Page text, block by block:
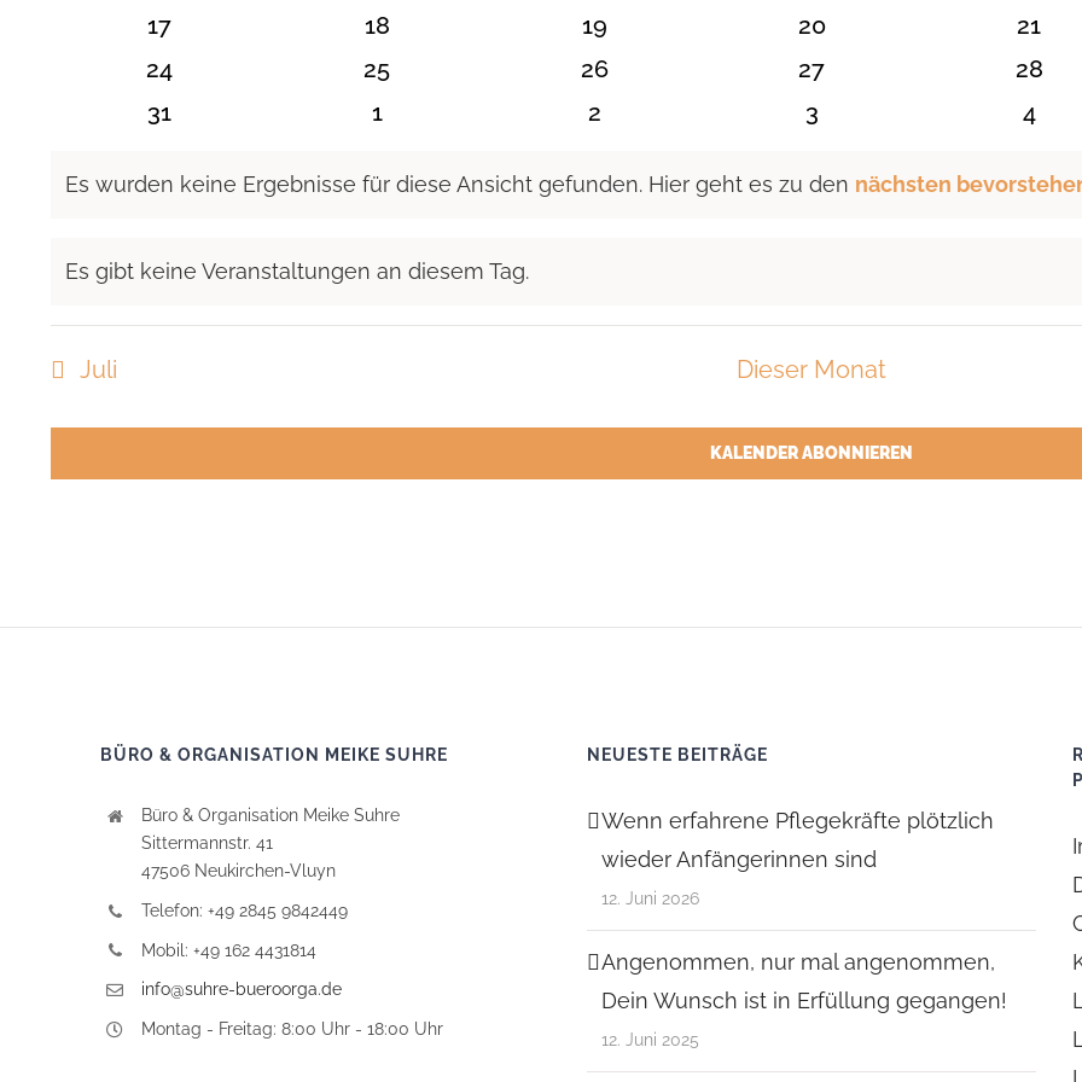
Veranstaltungen
Veranstaltungen
Veranstaltungen
Veranstaltungen
0
Veranstaltungen
17
0
Veranstaltungen
18
0
Veranstaltungen
19
0
Veranstaltungen
20
0
21
0
Veranstaltungen
24
0
Veranstaltungen
25
0
Veranstaltungen
26
0
Veranstaltungen
27
0
28
0
31
0
1
0
2
0
3
0
4
Es wurden keine Ergebnisse für diese Ansicht gefunden. Hier geht es zu den nächsten
Hinweis
Es gibt keine Veranstaltungen an diesem Tag.
Juli Dieser Monat
KALENDER ABONNIEREN
BÜRO & ORGANISATION MEIKE SUHRE
Büro & Organisation Meike Suhre
Sittermannstr. 41
47506 Neukirchen-Vluyn
Telefon: +49 2845 9842449
Mobil: +49 162 4431814
info@suhre-bueroorga.de
Montag - Freitag: 8:00 Uhr - 18:00 Uhr
NEUESTE BEITRÄGE
Wenn erfahrene Pflegekräfte plötzlich
wieder Anfängerinnen sind
12. Juni 2026
Angenommen, nur mal angenommen,
Dein Wunsch ist in Erfüllung gegangen!
12. Juni 2025